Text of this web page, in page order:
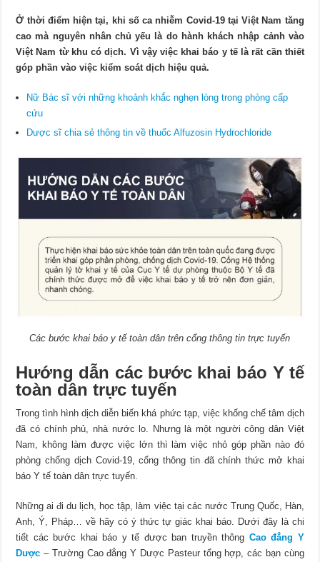
Ở thời điểm hiện tại, khi số ca nhiễm Covid-19 tại Việt Nam tăng
cao mà nguyên nhân chủ yếu là do hành khách nhập cảnh vào
Việt Nam từ khu có dịch. Vì vậy việc khai báo y tế là rất cần thiết
góp phần vào việc kiểm soát dịch hiệu quả.
Nữ Bác sĩ với những khoảnh khắc nghẹn lòng trong phòng cấp
cứu
Dược sĩ chia sẻ thông tin về thuốc Alfuzosin Hydrochloride
Các bước khai báo y tế toàn dân trên cổng thông tin trực tuyến
Hướng dẫn các bước khai báo Y tế
toàn dân trực tuyến
Trong tình hình dịch diễn biến khá phức tạp, việc khống chế tâm dịch
đã có chính phủ, nhà nước lo. Nhưng là một người công dân Việt
Nam, không làm được việc lớn thì làm việc nhỏ góp phần nào đó
phòng chống dịch Covid-19, cổng thông tin đã chính thức mở khai
báo Y tế toàn dân trực tuyến.
Những ai đi du lịch, học tập, làm việc tại các nước Trung Quốc, Hàn,
Anh, Ý, Pháp… về hãy có ý thức tự giác khai báo. Dưới đây là chi
tiết các bước khai báo y tế được ban truyền thông Cao đẳng Y
Dược – Trường Cao đẳng Y Dược Pasteur tổng hợp, các bạn cùng